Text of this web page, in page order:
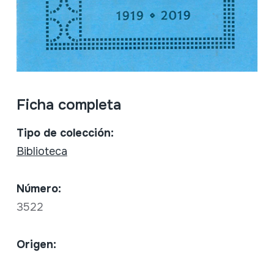
Ficha completa
Tipo de colección:
Biblioteca
Número:
3522
Origen: